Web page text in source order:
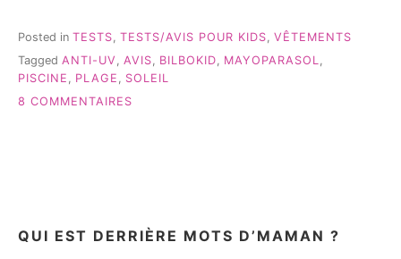
PETITS
DU
BASSIN! »
Posted in TESTS TESTS/AVIS POUR KIDS VÊTEMENTS
Tagged ANTI-UV AVIS BILBOKID MAYOPARASOL
PISCINE
PLAGE
SOLEIL
8 COMMENTAIRES
BASSIN!
QUI EST DERRIÈRE MOTS D’MAMAN ?